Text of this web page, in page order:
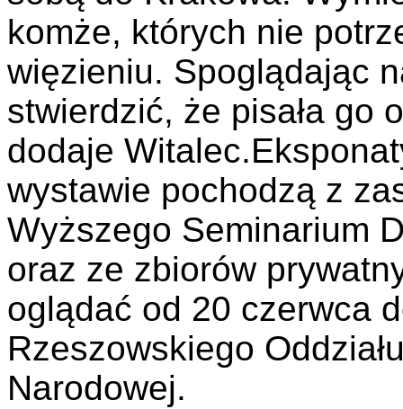
komże, których nie
więzieniu. Spoglądając
stwierdzić, że pisała go
dodaje
wystawie pochodzą z
Wyższego Seminarium
oraz ze zbiorów
oglądać od 20 czerwca
Rzeszowskiego
Narodowej.